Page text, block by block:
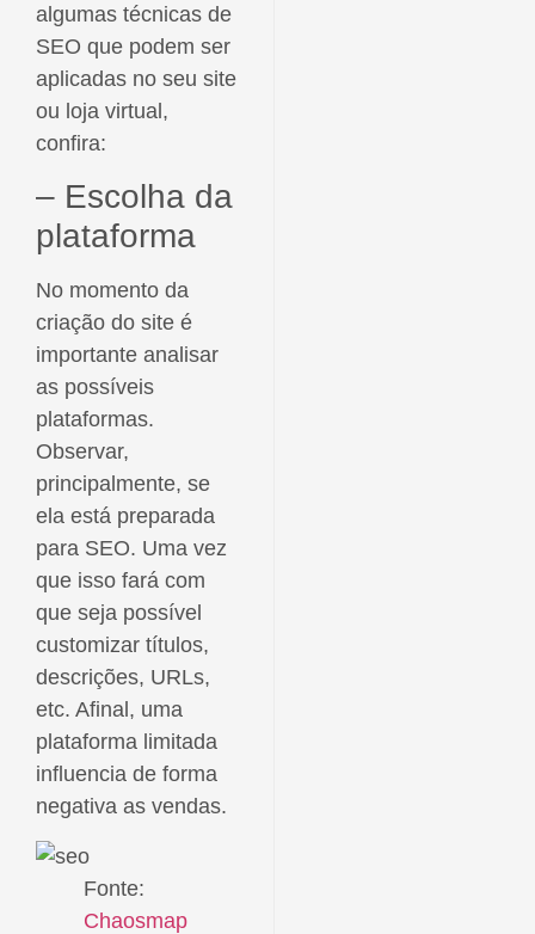
algumas técnicas de
SEO que podem ser
aplicadas no seu site
ou loja virtual,
confira:
– Escolha da
plataforma
No momento da
criação do site é
importante analisar
as possíveis
plataformas.
Observar,
principalmente, se
ela está preparada
para SEO. Uma vez
que isso fará com
que seja possível
customizar títulos,
descrições, URLs,
etc. Afinal, uma
plataforma limitada
influencia de forma
negativa as vendas.
Fonte:
Chaosmap